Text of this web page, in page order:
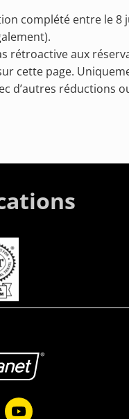
complété entre le 8
rétroactive aux
cette page.
d’autres réductions